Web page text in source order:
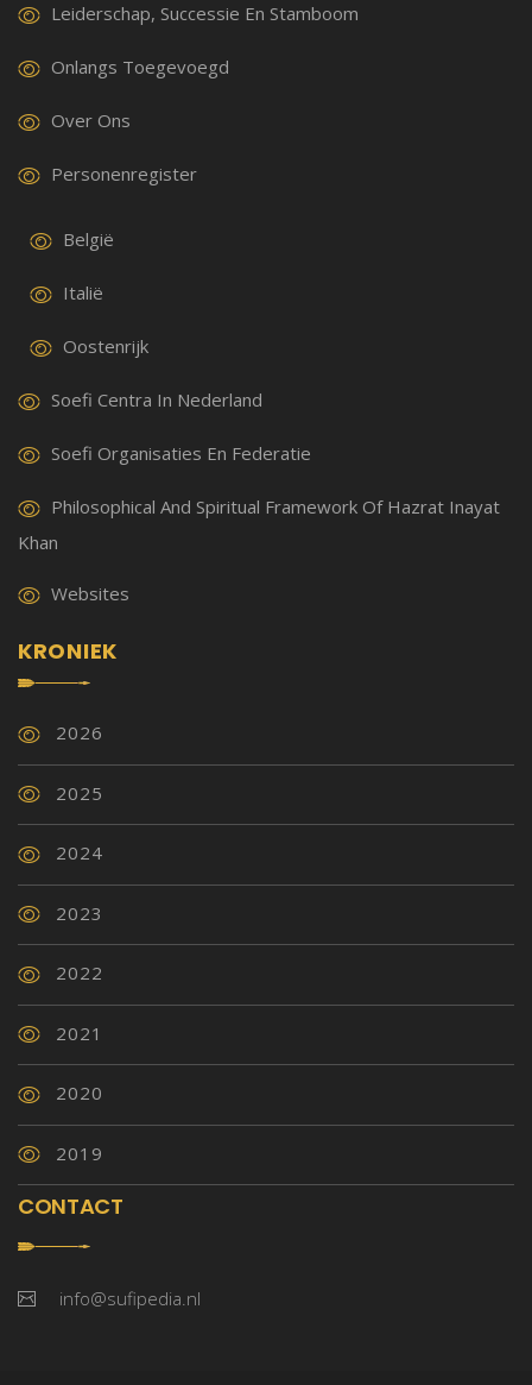
Leiderschap, Successie En Stamboom
Onlangs Toegevoegd
Over Ons
Personenregister
België
Italië
Oostenrijk
Soefi Centra In Nederland
Soefi Organisaties En Federatie
Philosophical And Spiritual Framework Of Hazrat Inayat
Khan
Websites
KRONIEK
2026
2025
2024
2023
2022
2021
2020
2019
CONTACT
info@sufipedia.nl